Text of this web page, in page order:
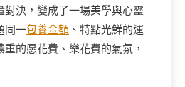
對決，變成了一場美學與心靈
同一包養金額 、特點光鮮的運
的愿花費、樂花費的氣氛，